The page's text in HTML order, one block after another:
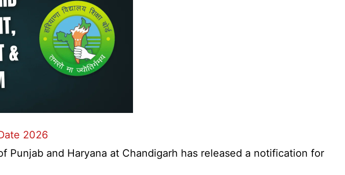
2026
and Haryana at Chandigarh has released a notification for